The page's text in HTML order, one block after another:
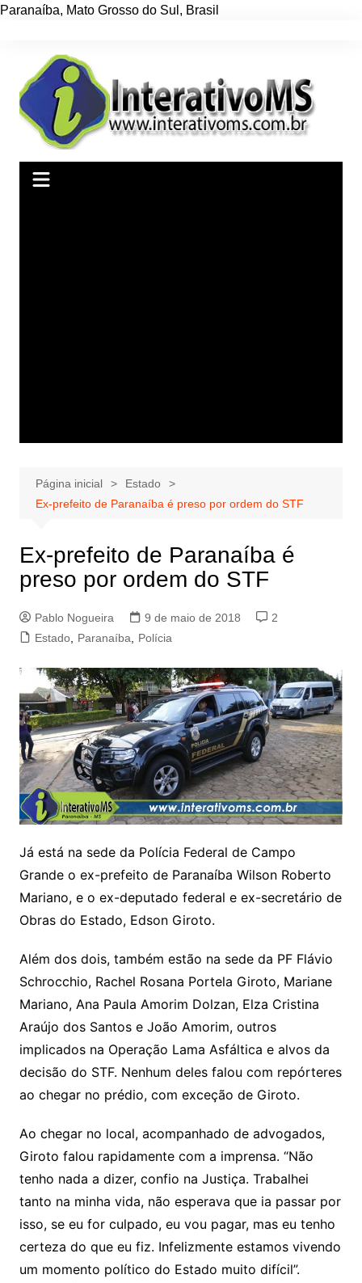
Paranaíba, Mato Grosso do Sul , Brasil
conteúdo
Página inicial
Estado
Ex-prefeito de Paranaíba é preso por ordem do STF
Ex-prefeito de Paranaíba é
preso por ordem do STF
Pablo Nogueira 9 de maio de 2018
2
Estado, Paranaíba Polícia
Já está na sede da Polícia Federal de Campo
Grande o ex-prefeito de Paranaíba Wilson Roberto
Mariano, e o ex-deputado federal e ex-secretário de
Obras do Estado, Edson Giroto.
Além dos dois, também estão na sede da PF Flávio
Schrocchio, Rachel Rosana Portela Giroto, Mariane
Mariano, Ana Paula Amorim Dolzan, Elza Cristina
Araújo dos Santos e João Amorim, outros
implicados na Operação Lama Asfáltica e alvos da
decisão do STF. Nenhum deles falou com repórteres
ao chegar no prédio, com exceção de Giroto.
Ao chegar no local, acompanhado de advogados,
Giroto falou rapidamente com a imprensa. “Não
tenho nada a dizer, confio na Justiça. Trabalhei
tanto na minha vida, não esperava que ia passar por
isso, se eu for culpado, eu vou pagar, mas eu tenho
certeza do que eu fiz. Infelizmente estamos vivendo
um momento político do Estado muito difícil”.